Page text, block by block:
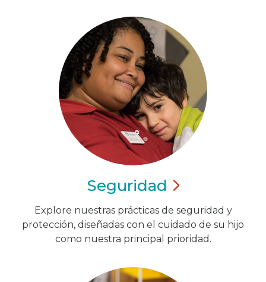
Seguridad
Explore nuestras prácticas de seguridad y
protección, diseñadas con el cuidado de su hijo
como nuestra principal prioridad.